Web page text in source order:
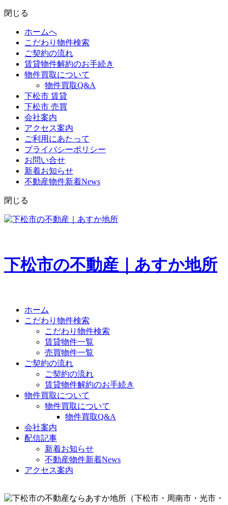
閉じる
ホームへ
こだわり物件検索
ご契約の流れ
賃貸物件解約のお手続き
物件買取について
物件買取Q&A
下松市 賃貸
下松市 売買
会社案内
アクセス案内
ご利用にあたって
プライバシーポリシー
お問い合せ
新着お知らせ
不動産物件新着News
閉じる
下松市の不動産｜あすか地所
ホーム
こだわり物件検索
こだわり物件検索
賃貸物件一覧
売買物件一覧
ご契約の流れ
ご契約の流れ
賃貸物件解約のお手続き
物件買取について
物件買取について
物件買取Q&A
会社案内
配信記事
新着お知らせ
不動産物件新着News
アクセス案内